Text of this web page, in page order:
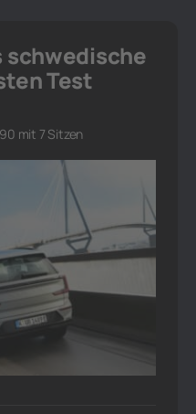
schwedische
Test
mit 7 Sitzen